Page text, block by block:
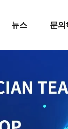
뉴스 문의